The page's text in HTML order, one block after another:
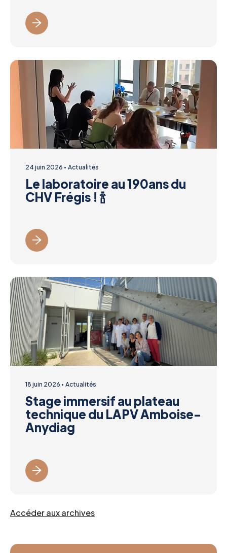
24 juin 2026 Actualités
Le laboratoire au 190ans du
CHV Frégis ! 🍾
18 juin 2026 Actualités
Stage immersif au plateau
technique du LAPV Amboise-
Anydiag
Accéder aux archives